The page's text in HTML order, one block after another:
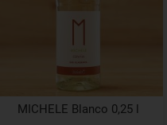
MICHELE Blanco 0,25 l